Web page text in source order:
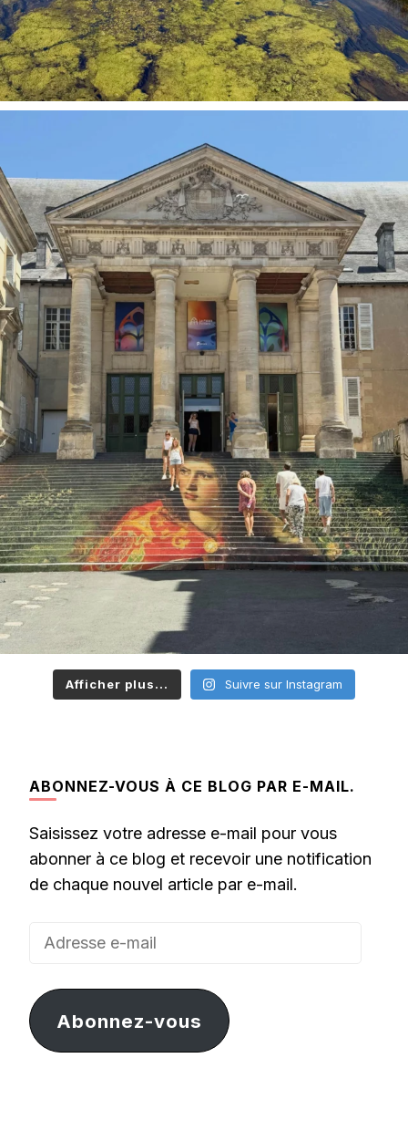
Afficher plus... Suivre sur Instagram
ABONNEZ-VOUS À CE BLOG PAR E-MAIL.
Saisissez votre adresse e-mail pour vous
abonner à ce blog et recevoir une notification
de chaque nouvel article par e-mail.
Adresse
mail
Abonnez-vous